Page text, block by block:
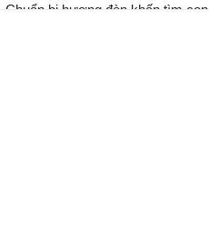
Chuẩn bị hương đèn khấn tìm con